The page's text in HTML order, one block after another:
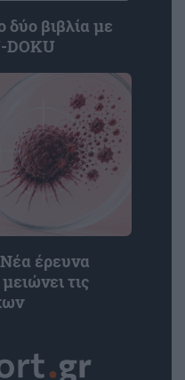
βιβλία με
DOKU
έρευνα
τις